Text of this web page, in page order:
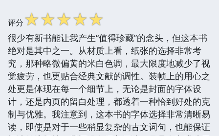
评分☆☆☆☆☆
很少有新书能让我产生“值得珍藏”的念头，但这本书
绝对是其中之一。从材质上看，纸张的选择非常考
究，那种略微偏黄的米白色调，最大限度地减少了视
觉疲劳，也更贴合经典文献的调性。装帧上的用心之
处更是体现在每一个细节上，无论是封面的字体设
计，还是内页的留白处理，都透着一种恰到好处的克
制与优雅。我注意到，这本书的字体选择非常清晰易
读，即使是对于一些稍显复杂的古文词句，也能保证